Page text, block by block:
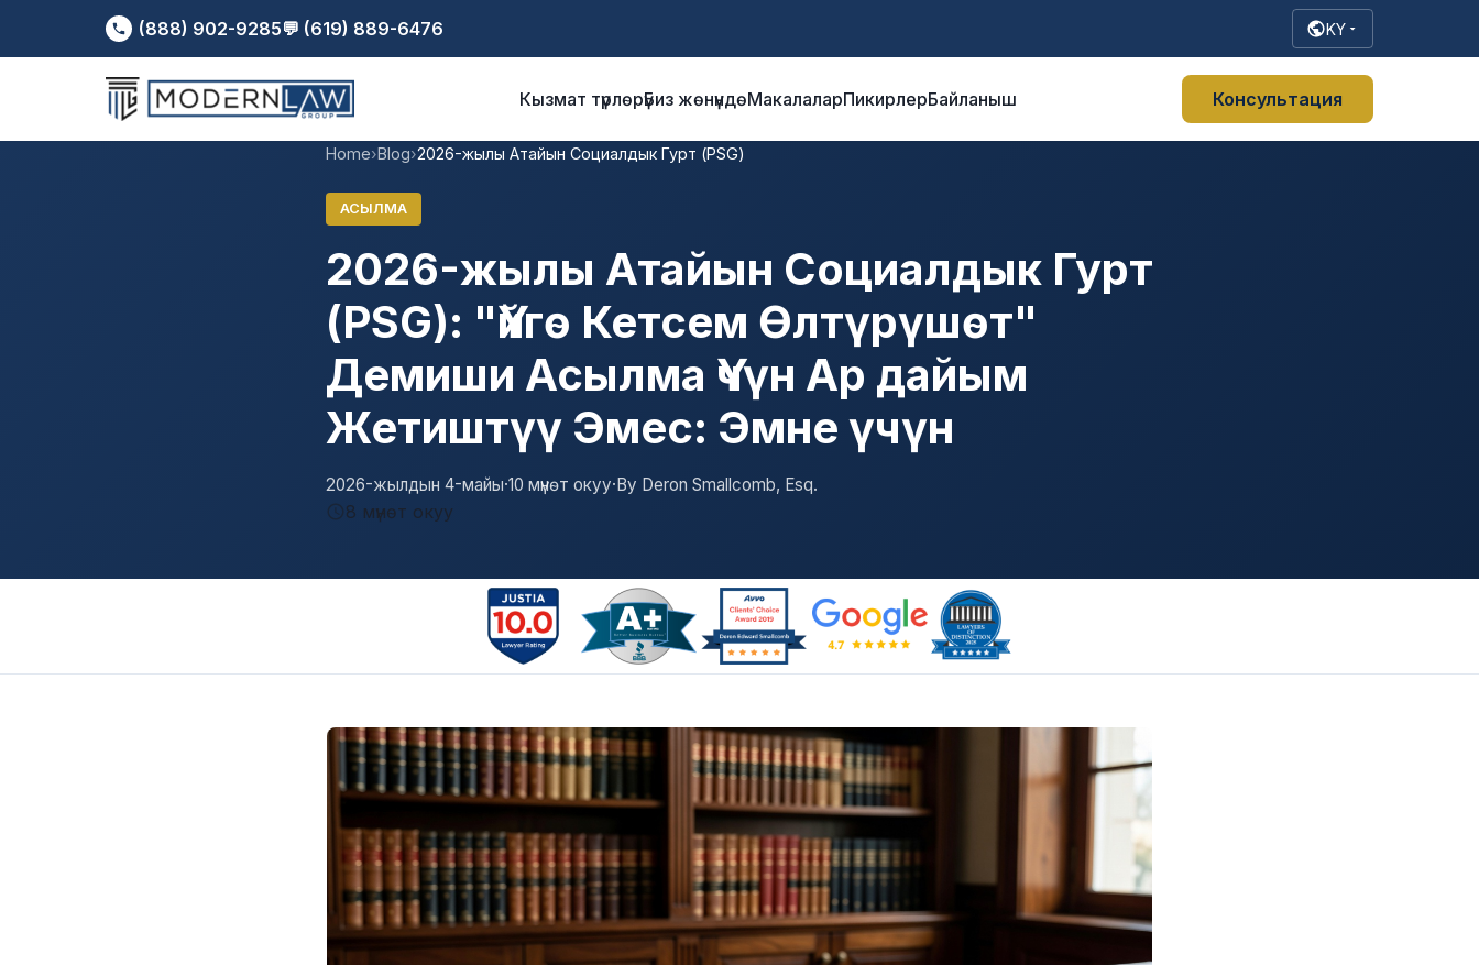
(888) 902-9285💬 (619) 889-6476 KY
Кызмат түрлөрүБиз жөнүндөМакалаларПикирлерБайланыш Консультация
Home›Blog›2026-жылы Атайын Социалдык Гурт (PSG)
АСЫЛМА
2026-жылы Атайын Социалдык Гурт
(PSG): "Үйгө Кетсем Өлтүрүшөт"
Демиши Асылма Үчүн Ар дайым
Жетиштүү Эмес: Эмне үчүн
2026-жылдын 4-майы·10 мүнөт окуу·By Deron Smallcomb, Esq.
8 мүнөт окуу